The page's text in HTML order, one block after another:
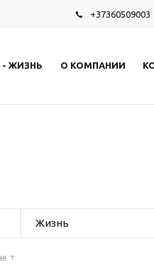
+37360509003
- ЖИЗНЬ О КОМПАНИИ
Жизнь